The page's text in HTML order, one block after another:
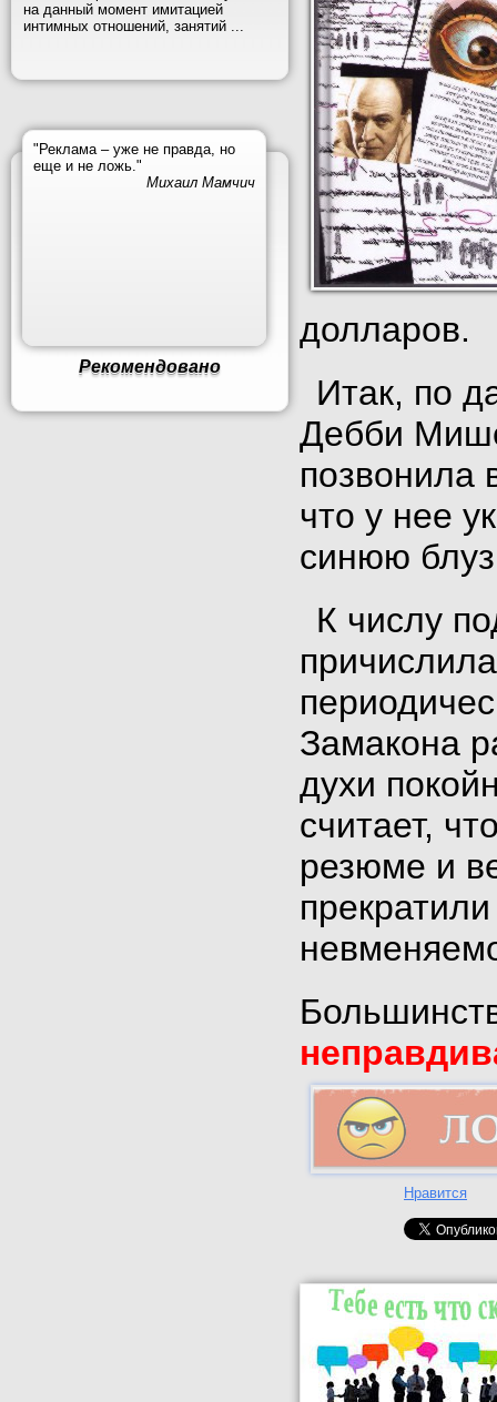
на данный момент имитацией
интимных отношений, занятий ...
"Реклама – уже не правда, но
еще и не ложь."
Михаил Мамчич
Рекомендовано
долларов.
Итак, по
Дебби
позвонила
что у нее
синюю
К числу
Замакона
духи
считает,
резюме и
Нравится